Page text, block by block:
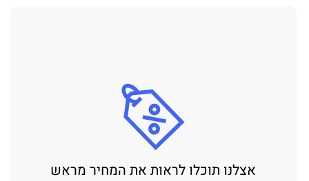
אצלנו תוכלו לראות את המחיר מראש